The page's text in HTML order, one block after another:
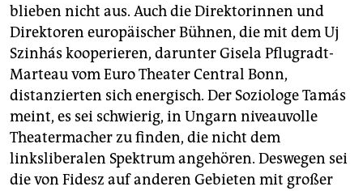
blieben nicht aus. Auch die Direktorinnen und
Direktoren europäischer Bühnen, die mit dem Uj
Szinhás kooperieren, darunter Gisela Pflugradt-
Marteau vom Euro Theater Central Bonn,
distanzierten sich energisch. Der Soziologe Tamás
meint, es sei schwierig, in Ungarn niveauvolle
Theatermacher zu finden, die nicht dem
linksliberalen Spektrum angehören. Deswegen sei
die von Fidesz auf anderen Gebieten mit großer